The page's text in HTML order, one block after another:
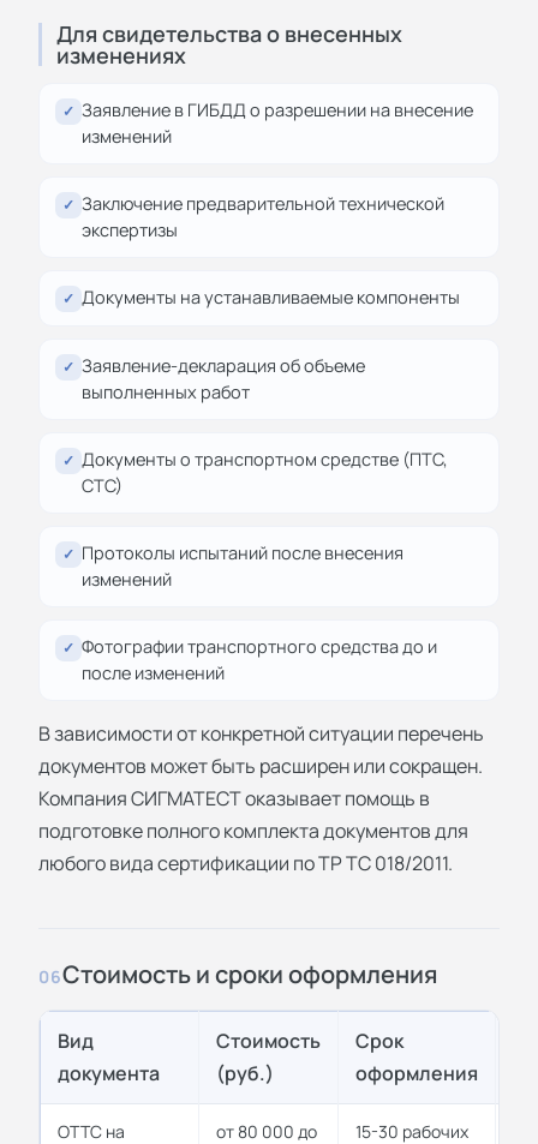
Для свидетельства о внесенных
изменениях
✓ Заявление в ГИБДД о разрешении на внесение
изменений
✓ Заключение предварительной технической
экспертизы
✓ Документы на устанавливаемые компоненты
✓ Заявление-декларация об объеме
выполненных работ
✓ Документы о транспортном средстве (ПТС,
СТС)
✓ Протоколы испытаний после внесения
изменений
✓ Фотографии транспортного средства до и
после изменений
В зависимости от конкретной ситуации перечень
документов может быть расширен или сокращен.
Компания СИГМАТЕСТ оказывает помощь в
подготовке полного комплекта документов для
любого вида сертификации по ТР ТС 018/2011.
06Стоимость и сроки оформления
Вид
документа
Стоимость
(руб.)
Срок
оформления
ОТТС на
от 80 000 до
15-30 рабочих